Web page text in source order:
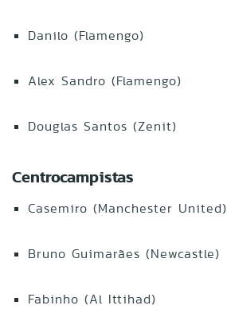
Danilo (Flamengo)
Alex Sandro (Flamengo)
Douglas Santos (Zenit)
Centrocampistas
Casemiro (Manchester United)
Bruno Guimarães (Newcastle)
Fabinho (Al Ittihad)